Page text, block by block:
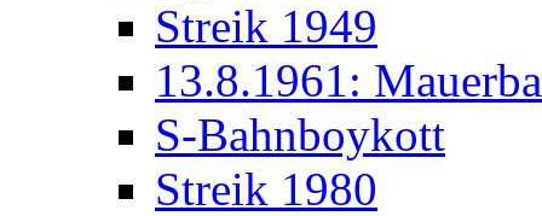
Streik 1949
13.8.1961:
S-Bahnboykott
Streik 1980